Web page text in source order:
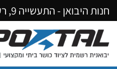
Skip
to
content
חנות היבואן - התעשייה 9, רעננה |